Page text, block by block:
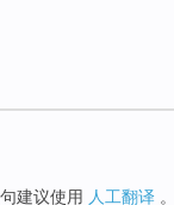
建议使用 人工翻译